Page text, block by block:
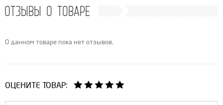
ОТЗЫВЫ О ТОВАРЕ
О данном товаре пока нет отзывов.
ОЦЕНИТЕ ТОВАР: